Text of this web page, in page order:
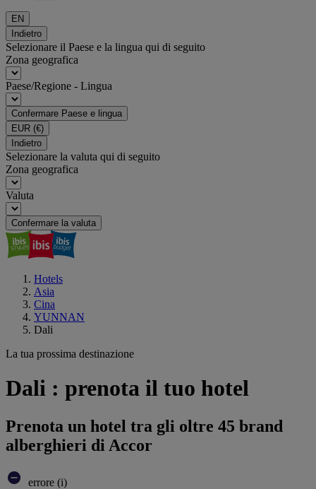
EN
Indietro
Selezionare il Paese e la lingua qui di seguito
Zona geografica
Paese/Regione - Lingua
Confermare Paese e lingua
EUR (€)
Indietro
Selezionare la valuta qui di seguito
Zona geografica
Valuta
Confermare la valuta
Hotels
Asia
Cina
YUNNAN
Dali
La tua prossima destinazione
Dali : prenota il tuo hotel
Prenota un hotel tra gli oltre 45 brand
alberghieri di Accor
errore (i)